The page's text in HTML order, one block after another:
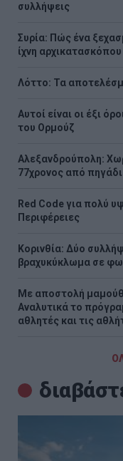
συλλήψεις
Συρία: Πώς ένα
ίχνη
Λόττο: Τα
Αυτοί είναι οι έξι
του Ορμούζ
Αλεξανδρούπολη:
77χρονος από πηγάδι
Red Code για πολύ
Περιφέρειες
Κορινθία: Δύο
βραχυκύκλωμα σε
Με αποστολή
Αναλυτικά το
αθλητές και τις